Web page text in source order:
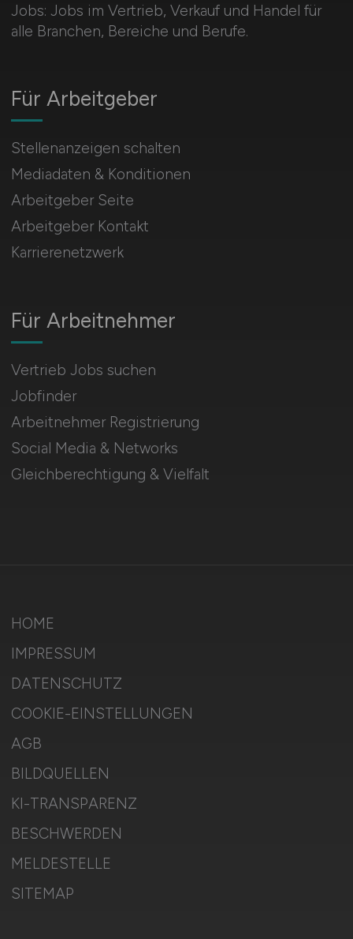
Jobs: Jobs im Vertrieb, Verkauf und Handel für
alle Branchen, Bereiche und Berufe.
Für Arbeitnehmer
Vertrieb Jobs suchen
Jobfinder
Arbeitnehmer Registrierung
Social Media & Networks
Gleichberechtigung & Vielfalt
Für Arbeitgeber
Stellenanzeigen schalten
Mediadaten & Konditionen
Arbeitgeber Seite
Arbeitgeber Kontakt
Karrierenetzwerk
HOME
IMPRESSUM
DATENSCHUTZ
COOKIE-EINSTELLUNGEN
AGB
BILDQUELLEN
KI-TRANSPARENZ
BESCHWERDEN
MELDESTELLE
SITEMAP